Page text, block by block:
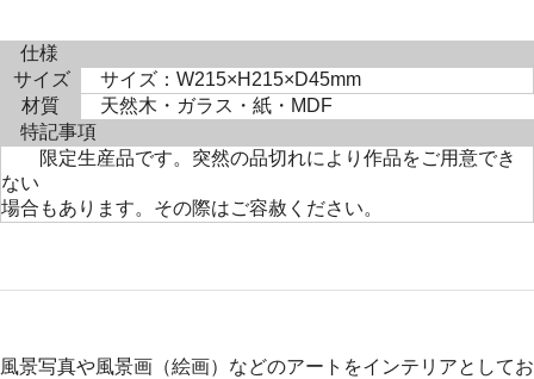
仕様
サイズ
サイズ：W215×H215×D45mm
材質
天然木・ガラス・紙・MDF
特記事項
限定生産品です。突然の品切れにより作品をご用意でき
ない
場合もあります。その際はご容赦ください。
風景写真や風景画（絵画）などのアートをインテリアとしてお